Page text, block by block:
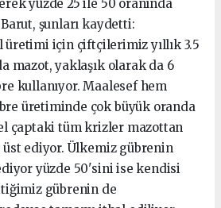
yüzde 25 ile 50 oranında
şunları kaydetti:
üretimi için çiftçilerimiz yıllık 3.5
mazot, yaklaşık olarak da 6
kullanıyor. Maalesef hem
üretiminde çok büyük oranda
çaptaki tüm krizler mazottan
ediyor. Ülkemiz gübrenin
yüzde 50'sini ise kendisi
gübrenin de